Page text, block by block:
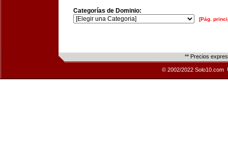
Categorías de Dominio:
[Pág.
** Precios
© 2002/2022 Solo10.com